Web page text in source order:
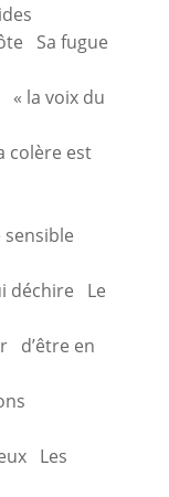
Sa fugue
« la voix du
colère est
déchire Le
d’être en
Les